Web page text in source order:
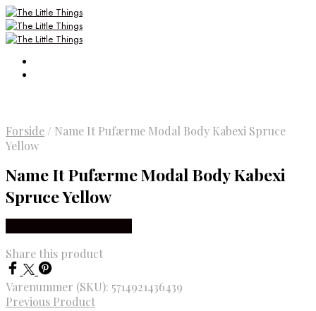
Forside / Name It Pufærme Modal Body Kabexi Spruce
Yellow
Name It Pufærme Modal Body Kabexi
Spruce Yellow
Share this product
Varenummer (SKU): 5714921436439
Previous Product